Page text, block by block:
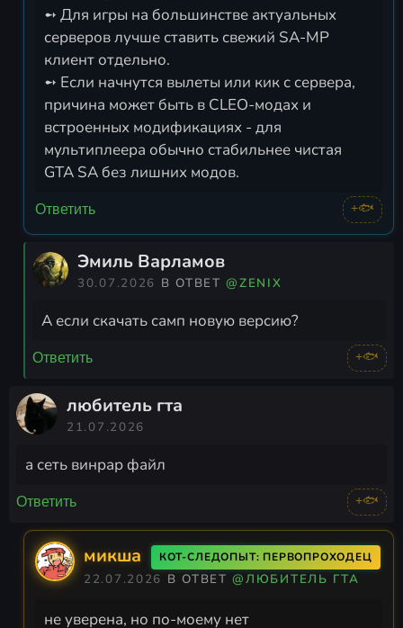
➻ Для игры на большинстве актуальных
серверов лучше ставить свежий SA-MP
клиент отдельно.
➻ Если начнутся вылеты или кик с сервера,
причина может быть в CLEO-модах и
встроенных модификациях - для
мультиплеера обычно стабильнее чистая
GTA SA без лишних модов.
Ответить +🐟
Эмиль Варламов
30.07.2026 В ОТВЕТ@ZENIX
А если скачать самп новую версию?
Ответить +🐟
любитель гта
21.07.2026
а сеть винрар файл
Ответить +🐟
микша КОТ-СЛЕДОПЫТ: ПЕРВОПРОХОДЕЦ
22.07.2026 В ОТВЕТ@ЛЮБИТЕЛЬ ГТА
не уверена, но по-моему нет